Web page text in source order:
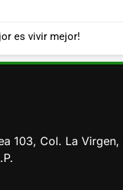
es vivir mejor!
103, Col. La